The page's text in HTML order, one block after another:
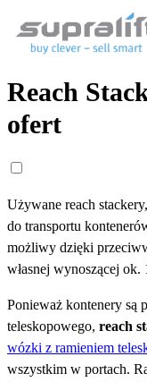
Reach
ofert
Używane reach
do transportu
możliwy dzięki
własnej wynoszącej ok.
Ponieważ kontenery są
teleskopowego, reach
wózki z ramieniem
wszystkim w portach.